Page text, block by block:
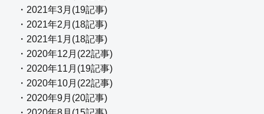
・2021年3月(19記事)
・2021年2月(18記事)
・2021年1月(18記事)
・2020年12月(22記事)
・2020年11月(19記事)
・2020年10月(22記事)
・2020年9月(20記事)